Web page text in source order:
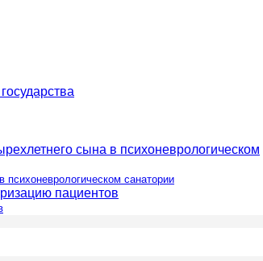
санатории